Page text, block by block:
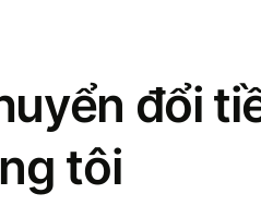
đổi
tôi